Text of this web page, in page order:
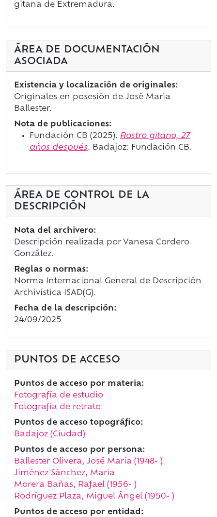
gitana de Extremadura.
ÁREA DE DOCUMENTACIÓN
ASOCIADA
Existencia y localización de originales:
Originales en posesión de José María
Ballester.
Nota de publicaciones:
Fundación CB (2025). Rostro gitano, 27
años después. Badajoz: Fundación CB.
ÁREA DE CONTROL DE LA
DESCRIPCIÓN
Nota del archivero:
Descripción realizada por Vanesa Cordero
González.
Reglas o normas:
Norma Internacional General de Descripción
Archivística ISAD(G).
Fecha de la descripción:
24/09/2025
PUNTOS DE ACCESO
Puntos de acceso por materia:
Fotografía de estudio
Fotografía de retrato
Puntos de acceso topográfico:
Badajoz (Ciudad)
Puntos de acceso por persona:
Ballester Olivera, José María (1948- )
Jiménez Sánchez, María
Morera Bañas, Rafael (1956- )
Rodríguez Plaza, Miguel Ángel (1950- )
Puntos de acceso por entidad: